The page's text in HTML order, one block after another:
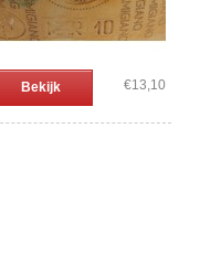
Bekijk €13,10